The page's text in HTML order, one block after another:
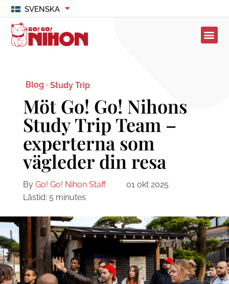
SVENSKA
Blog · Study Trip
Möt Go! Go! Nihons
Study Trip Team –
experterna som
vägleder din resa
By Go! Go! Nihon Staff
01 okt 2025
Lästid: 5 minutes